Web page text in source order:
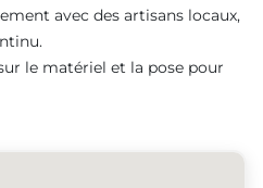
avec des artisans locaux,
le matériel et la pose pour